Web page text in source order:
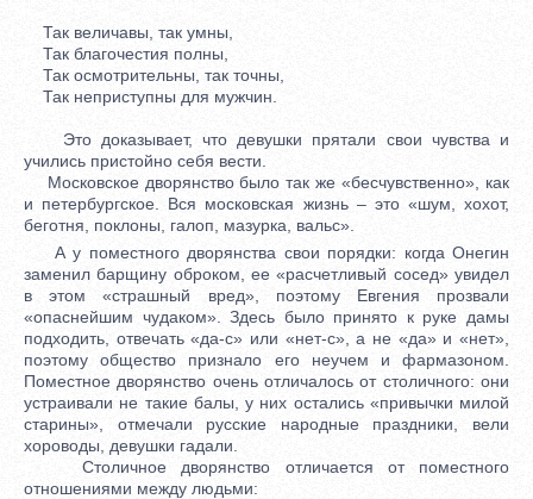
Так величавы, так умны,
Так благочестия полны,
Так осмотрительны, так точны,
Так неприступны для мужчин.
Это доказывает, что девушки прятали свои чувства и
учились пристойно себя вести.
Московское дворянство было так же «бесчувственно», как
и петербургское. Вся московская жизнь – это «шум, хохот,
беготня, поклоны, галоп, мазурка, вальс».
А у поместного дворянства свои порядки: когда Онегин
заменил барщину оброком, ее «расчетливый сосед» увидел
в этом «страшный вред», поэтому Евгения прозвали
«опаснейшим чудаком». Здесь было принято к руке дамы
подходить, отвечать «да-с» или «нет-с», а не «да» и «нет»,
поэтому общество признало его неучем и фармазоном.
Поместное дворянство очень отличалось от столичного: они
устраивали не такие балы, у них остались «привычки милой
старины», отмечали русские народные праздники, вели
хороводы, девушки гадали.
Столичное дворянство отличается от поместного
отношениями между людьми: